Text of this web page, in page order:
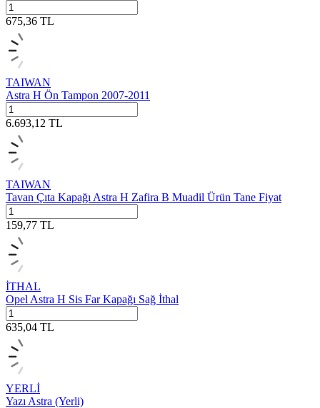
675,36 TL
TAIWAN
Astra H Ön Tampon 2007-2011
6.693,12 TL
TAIWAN
Tavan Çıta Kapağı Astra H Zafira B Muadil Ürün Tane Fiyat
159,77 TL
İTHAL
Opel Astra H Sis Far Kapağı Sağ İthal
635,04 TL
YERLİ
Yazı Astra (Yerli)